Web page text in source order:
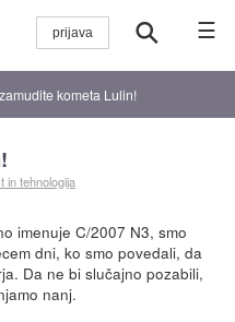
☰
kometa Lulin!
in tehnologija
imenuje C/2007 N3, smo
dni, ko smo povedali, da
Da ne bi slučajno pozabili,
nanj.